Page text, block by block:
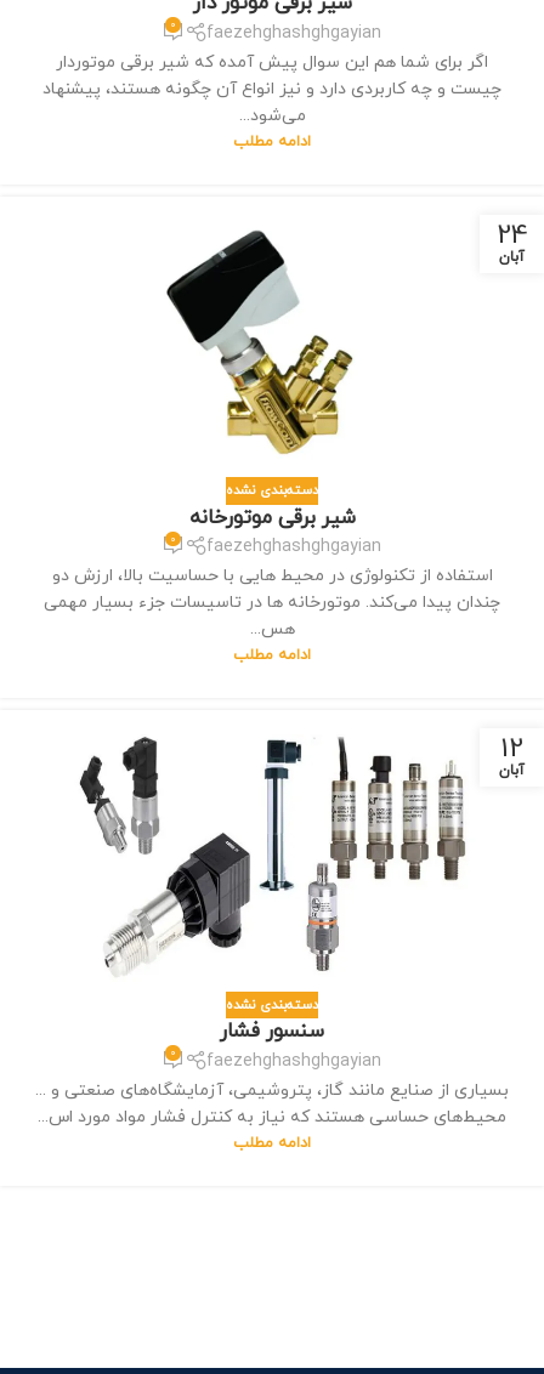
faezehghashghgayian
0
اگر برای شما هم این سوال پیش آمده که شیر برقی موتوردار
چیست و چه کاربردی دارد و نیز انواع آن چگونه هستند، پیشنهاد
می‌شود...
ادامه مطلب
24
آبان
دسته‌بندی نشده
شیر برقی موتورخانه
faezehghashghgayian
0
استفاده از تکنولوژی در محیط‌ هایی با حساسیت بالا، ارزش دو
چندان پیدا می‌کند. موتور‌خانه‌ ها در تاسیسات جزء بسیار مهمی
هس...
ادامه مطلب
12
آبان
دسته‌بندی نشده
سنسور فشار
faezehghashghgayian
0
بسیاری از صنایع مانند گاز‌، پتروشیمی‌، آزمایشگاه‌های صنعتی و ...
محیط‌های حساسی هستند که نیاز به کنترل فشار مواد مورد اس...
ادامه مطلب